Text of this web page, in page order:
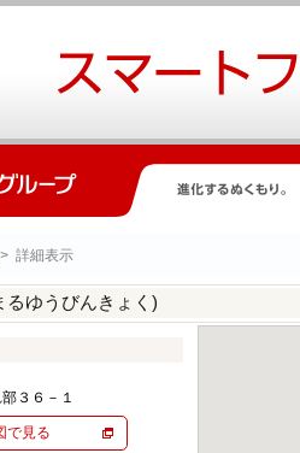
> 詳細表示
るゆうびんきょく)
３６－１
で見る